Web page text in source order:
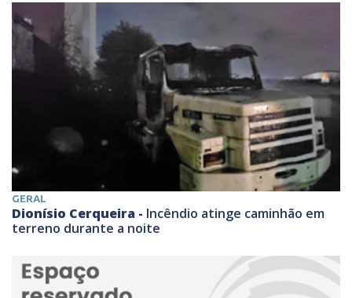
GERAL
Dionísio Cerqueira - Incêndio atinge caminhão em
terreno durante a noite